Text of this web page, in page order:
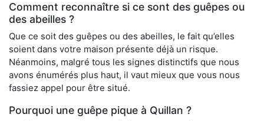
Comment reconnaître si ce sont des guêpes ou
des abeilles ?
Que ce soit des guêpes ou des abeilles, le fait qu’elles
soient dans votre maison présente déjà un risque.
Néanmoins, malgré tous les signes distinctifs que nous
avons énumérés plus haut, il vaut mieux que vous nous
fassiez appel pour être situé.
Pourquoi une guêpe pique à Quillan ?